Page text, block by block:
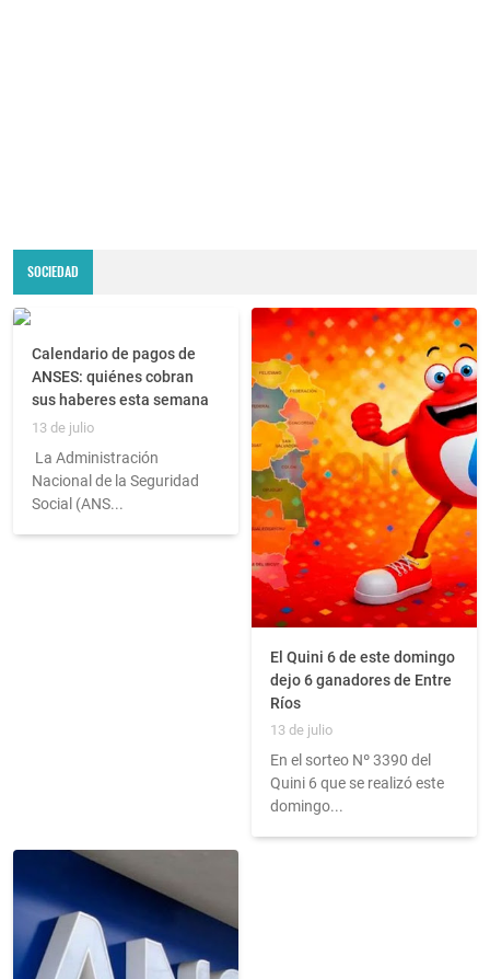
SOCIEDAD
Calendario de pagos de
ANSES: quiénes cobran
sus haberes esta semana
13 de julio
La Administración
Nacional de la Seguridad
Social (ANS...
El Quini 6 de este domingo
dejo 6 ganadores de Entre
Ríos
13 de julio
En el sorteo Nº 3390 del
Quini 6 que se realizó este
domingo...